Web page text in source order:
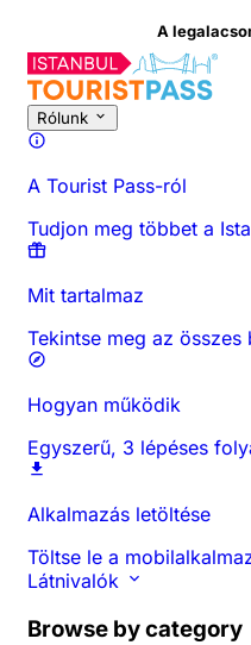
A
Rólunk
A Tourist Pass-ról
Tudjon meg többet a
Mit tartalmaz
Tekintse meg az
Hogyan működik
Egyszerű, 3 lépéses
Alkalmazás letöltése
Töltse le a
Látnivalók
Browse by category